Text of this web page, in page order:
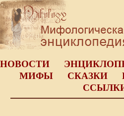
НОВОСТИ
МИФЫ
СКАЗКИ